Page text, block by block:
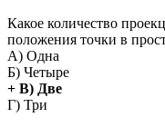
Какое количество
положения точки в
А) Одна
Б) Четыре
+ В) Две
Г) Три